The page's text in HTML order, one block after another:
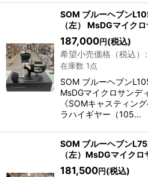
SOM ブルーヘブン
（左） MsDGマイク
187,000円(税込)
希望小売価格（税込）
:
在庫数 1点
SOM ブルーヘブン
MsDGマイクロサン
《SOMキャスティン
ラハイギヤー（105…
SOM ブルーヘブン
（左）MsDGマイク
181,500円(税込)